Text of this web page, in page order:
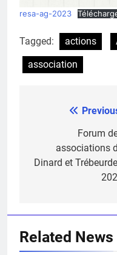
resa-ag-2023
Tagged: actions
association
Navigation
l’article
Forum
associations
Dinard et
Related News